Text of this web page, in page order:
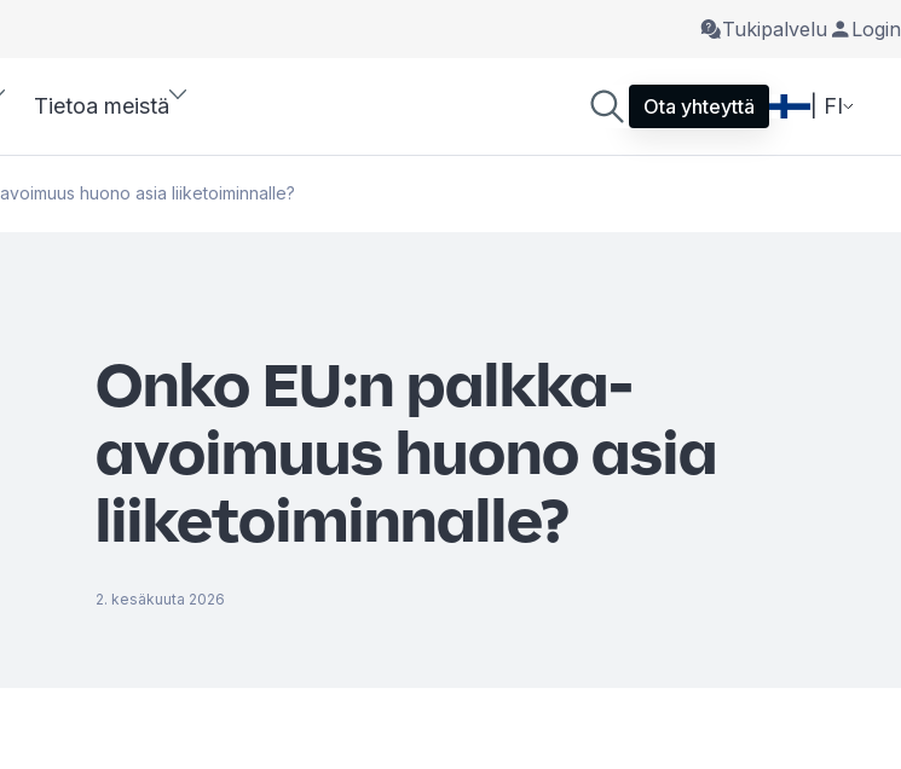
Tukipalvelu Login
Tietoa meistä Ota yhteyttä | FI
huono asia liiketoiminnalle?
Onko EU:n palkka-
avoimuus huono asia
liiketoiminnalle?
2. kesäkuuta 2026